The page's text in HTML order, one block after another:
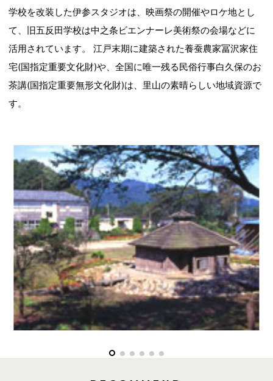
学校を改装した伊参スタジオは、映画祭の開催やロケ地とし
て、旧五反田学校は中之条ビエンナーレ美術祭の会場などに
活用されています。 江戸末期に建築された養蚕農家冨沢家住
宅(国指定重要文化財)や、全国に唯一残る民俗行事白久保のお
茶講(国指定重要無形文化財)は、里山の素晴らしい地域資源で
す。